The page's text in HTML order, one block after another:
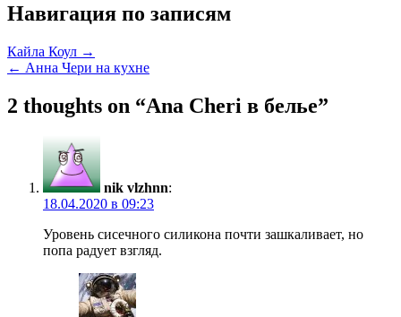
Навигация по записям
Кайла Коул →
← Анна Чери на кухне
2 thoughts on “Ana Cheri в белье”
nik vlzhnn:
18.04.2020 в 09:23
Уровень сисечного силикона почти зашкаливает, но
попа радует взгляд.